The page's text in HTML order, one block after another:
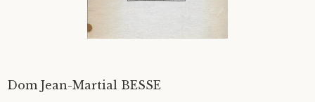
Dom Jean-Martial BESSE